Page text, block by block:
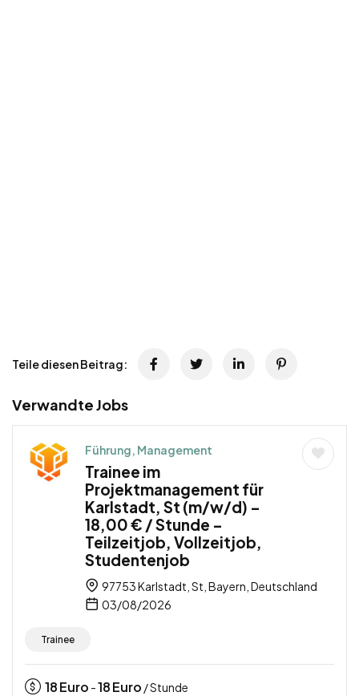
Teile diesen Beitrag:
Verwandte Jobs
Führung, Management
Trainee im
Projektmanagement für
Karlstadt, St (m/w/d) –
18,00 € / Stunde –
Teilzeitjob, Vollzeitjob,
Studentenjob
97753 Karlstadt, St, Bayern, Deutschland
03/08/2026
Trainee
18Euro -18Euro / Stunde